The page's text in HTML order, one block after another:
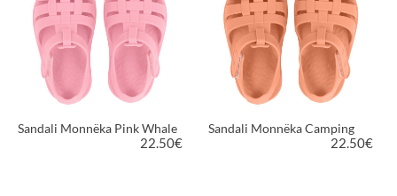
Sandali Monnëka Pink Whale
22.50€
Sandali Monnëka Camping
22.50€